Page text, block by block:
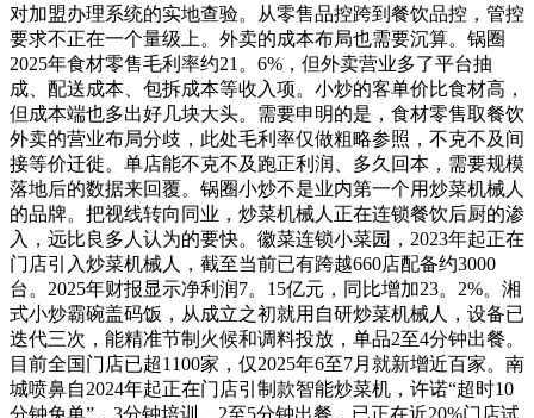
对加盟办理系统的实地查验。从零售品控跨到餐饮品控，管控
要求不正在一个量级上。外卖的成本布局也需要沉算。锅圈
2025年食材零售毛利率约21。6%，但外卖营业多了平台抽
成、配送成本、包拆成本等收入项。小炒的客单价比食材高，
但成本端也多出好几块大头。需要申明的是，食材零售取餐饮
外卖的营业布局分歧，此处毛利率仅做粗略参照，不克不及间
接等价迁徙。单店能不克不及跑正利润、多久回本，需要规模
落地后的数据来回覆。锅圈小炒不是业内第一个用炒菜机械人
的品牌。把视线转向同业，炒菜机械人正在连锁餐饮后厨的渗
入，远比良多人认为的要快。徽菜连锁小菜园，2023年起正在
门店引入炒菜机械人，截至当前已有跨越660店配备约3000
台。2025年财报显示净利润7。15亿元，同比增加23。2%。湘
式小炒霸碗盖码饭，从成立之初就用自研炒菜机械人，设备已
迭代三次，能精准节制火候和调料投放，单品2至4分钟出餐。
目前全国门店已超1100家，仅2025年6至7月就新增近百家。南
城喷鼻自2024年起正在门店引制款智能炒菜机，许诺“超时10
分钟免单”，3分钟培训、2至5分钟出餐，已正在近20%门店试